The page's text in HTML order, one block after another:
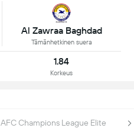
Al Zawraa Baghdad
Tämänhetkinen suera
1.84
Korkeus
AFC Champions League Elite